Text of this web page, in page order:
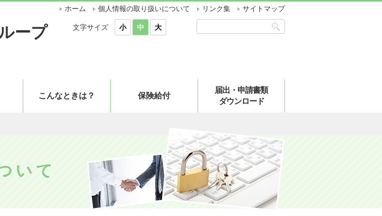
ープ
ホーム 個人情報の取り扱いについて リンク集 サイトマップ
文字サイズ 小 中 大
こんなときは？ 保険給付
届出・申請書類
ダウンロード
いて